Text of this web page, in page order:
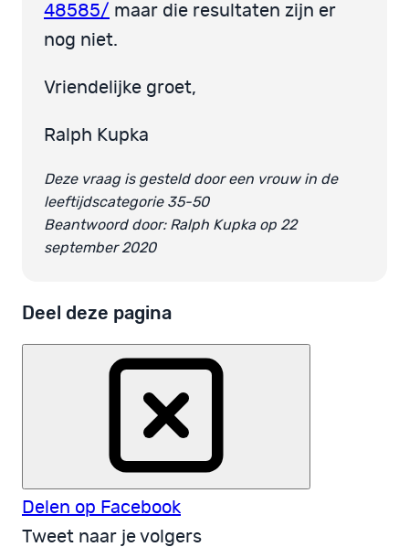
48585/ maar die resultaten zijn er
nog niet.
Vriendelijke groet,
Ralph Kupka
Deze vraag is gesteld door een vrouw in de
leeftijdscategorie 35-50
Beantwoord door: Ralph Kupka op 22
september 2020
Deel deze pagina
Delen op Facebook
Tweet naar je volgers